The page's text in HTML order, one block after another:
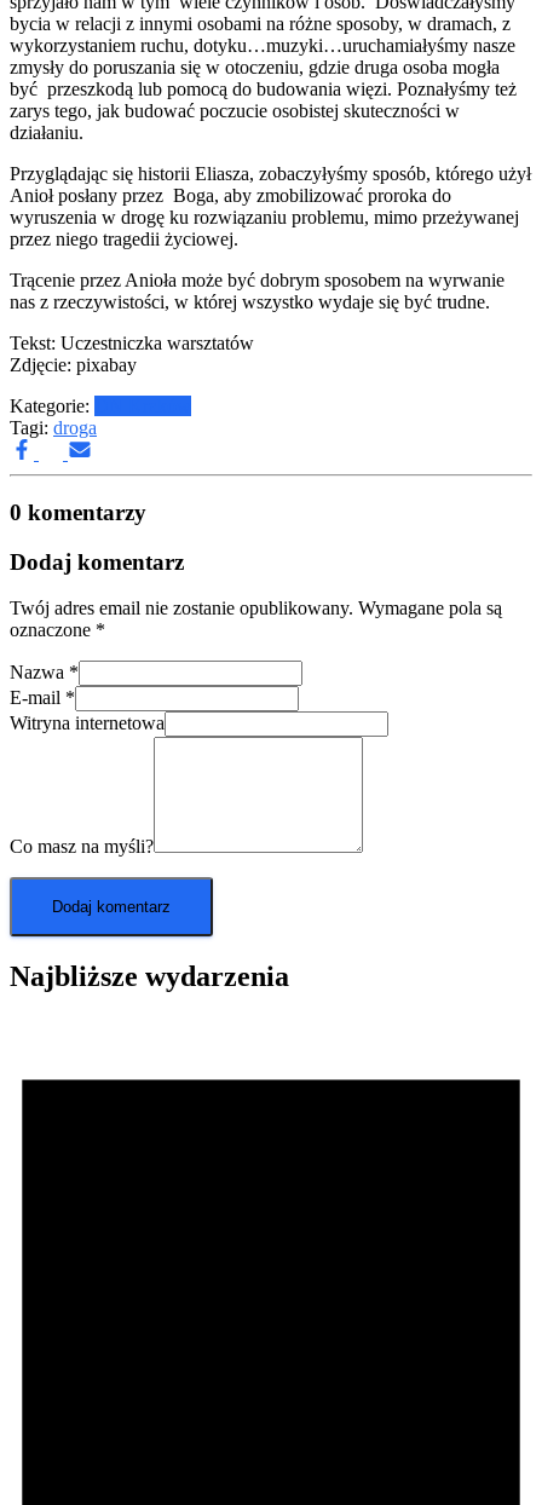
bycia w relacji z innymi osobami na różne sposoby, w dramach, z
wykorzystaniem ruchu, dotyku…muzyki…uruchamiałyśmy nasze
zmysły do poruszania się w otoczeniu, gdzie druga osoba mogła
być przeszkodą lub pomocą do budowania więzi. Poznałyśmy też
zarys tego, jak budować poczucie osobistej skuteczności w
działaniu.
Przyglądając się historii Eliasza, zobaczyłyśmy sposób, którego użył
Anioł posłany przez Boga, aby zmobilizować proroka do
wyruszenia w drogę ku rozwiązaniu problemu, mimo przeżywanej
przez niego tragedii życiowej.
Trącenie przez Anioła może być dobrym sposobem na wyrwanie
nas z rzeczywistości, w której wszystko wydaje się być trudne.
Tekst: Uczestniczka warsztatów
Zdjęcie: pixabay
Kategorie:
Tagi: droga
0 komentarzy
Dodaj komentarz
Twój adres email nie zostanie opublikowany. Wymagane pola są
oznaczone *
Nazwa *
E-mail *
Witryna internetowa
Co masz na myśli?
Najbliższe wydarzenia